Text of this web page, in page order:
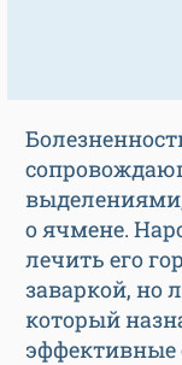
о ячмене.
лечить его
заваркой, но
который
эффективные